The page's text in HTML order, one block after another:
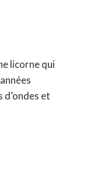
licorne qui
et